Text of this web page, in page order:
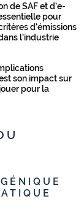
de SAF et d’e-
pour
d’émissions
l’industrie
son impact sur
pour la